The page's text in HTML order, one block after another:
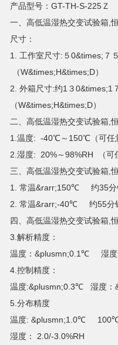
产品型号：GT-TH-S-225Ｚ
一、高低温湿热交变试验箱,
尺寸：
1. 工作室尺寸:５0&times;７
（W&times;H&times;D）
2. 外箱尺寸:约1３0&times;1
（W&times;H&times;D）
二、高低温湿热交变试验箱,
1.温度: -40℃～150℃（可任
2.湿度: 20%～98%RH （可
三、高低温湿热交变试验箱,
1. 常温&rarr;150℃ 约35分
2. 常温&rarr;-40℃ 约55分
四、高低温湿热交变试验箱,
3.解析精度：
温度：&plusmn;0.1℃ 湿度
4.控制精度：
温度:&plusmn;0.3℃ 湿度：
5.分布精度
温度: &plusmn;1.0℃
湿度： 2.0/-3.0%RH